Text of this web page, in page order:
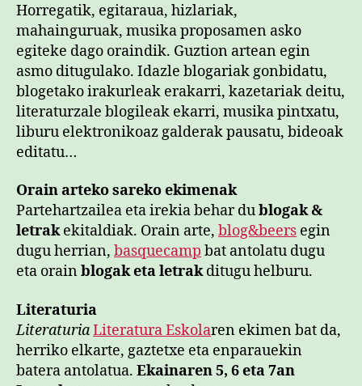
Horregatik, egitaraua, hizlariak,
mahainguruak, musika proposamen asko
egiteke dago oraindik. Guztion artean egin
asmo ditugulako. Idazle blogariak gonbidatu,
blogetako irakurleak erakarri, kazetariak deitu,
literaturzale blogileak ekarri, musika pintxatu,
liburu elektronikoaz galderak pausatu, bideoak
editatu…
Orain arteko sareko ekimenak
Partehartzailea eta irekia behar dublogak &
letrakekitaldiak. Orain arte, blog&beers egin
dugu herrian, basquecamp bat antolatu dugu
eta orainblogak eta letrakditugu helburu.
Literaturia
LiteraturiaLiteratura Eskolaren ekimen bat da,
herriko elkarte, gaztetxe eta enparauekin
batera antolatua. Ekainaren 5, 6 eta 7an